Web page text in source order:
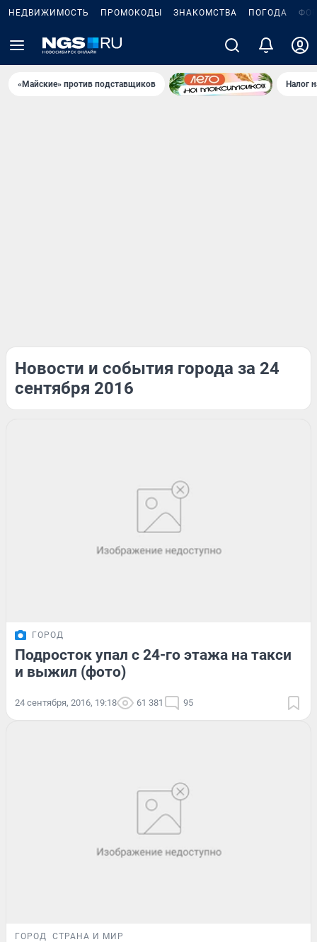
НЕДВИЖИМОСТЬ ПРОМОКОДЫ ЗНАКОМСТВА ПОГОДА
«Майские» против подставщиков Налог
Новости и события города за 24
сентября 2016
ГОРОД
Подросток упал с 24-го этажа на такси
и выжил (фото)
24 сентября, 2016, 19:18 61 381 95
ГОРОД СТРАНА И МИР